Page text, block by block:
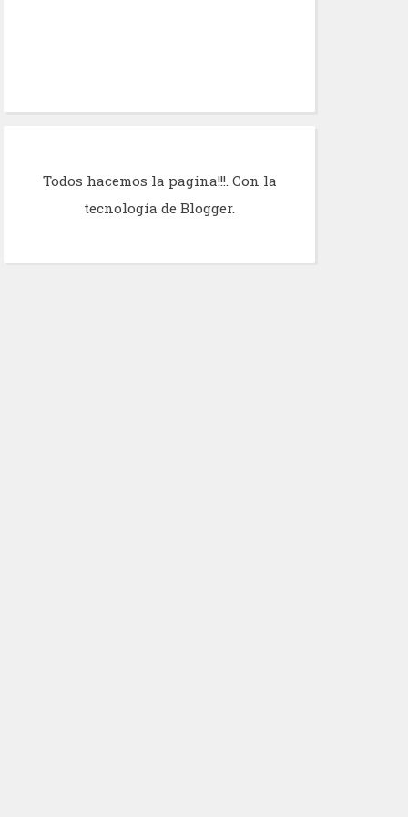
Todos hacemos la pagina!!!. Con la
tecnología de Blogger.